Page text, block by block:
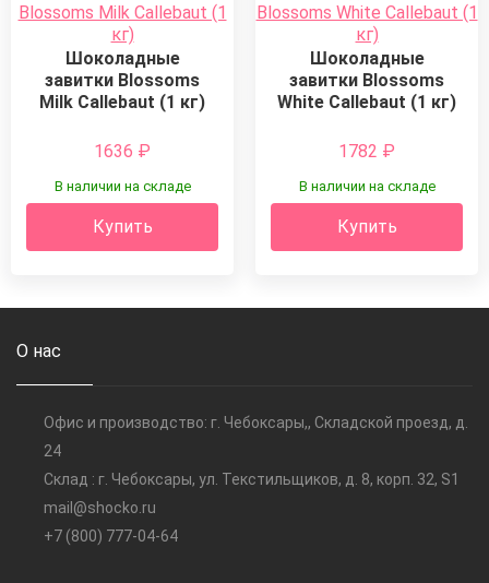
Шоколадные
завитки Blossoms
Milk Callebaut (1 кг)
1636 ₽
В наличии на складе
Купить
Шоколадные
завитки Blossoms
White Callebaut (1 кг)
1782 ₽
В наличии на складе
Купить
О нас
Офис и производство: г. Чебоксары,, Складской проезд, д.
24
Склад : г. Чебоксары, ул. Текстильщиков, д. 8, корп. 32, S1
mail@shocko.ru
+7 (800) 777-04-64